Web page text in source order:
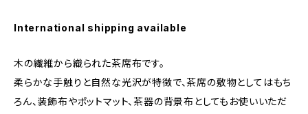
International shipping available
木の繊維から織られた茶席布です。
柔らかな手触りと自然な光沢が特徴で、茶席の敷物としてはもち
ろん、装飾布やポットマット、茶器の背景布としてもお使いいただ